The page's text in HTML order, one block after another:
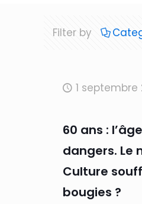
Filter by
1 septembre
60 ans :
dangers. Le
Culture
bougies ?